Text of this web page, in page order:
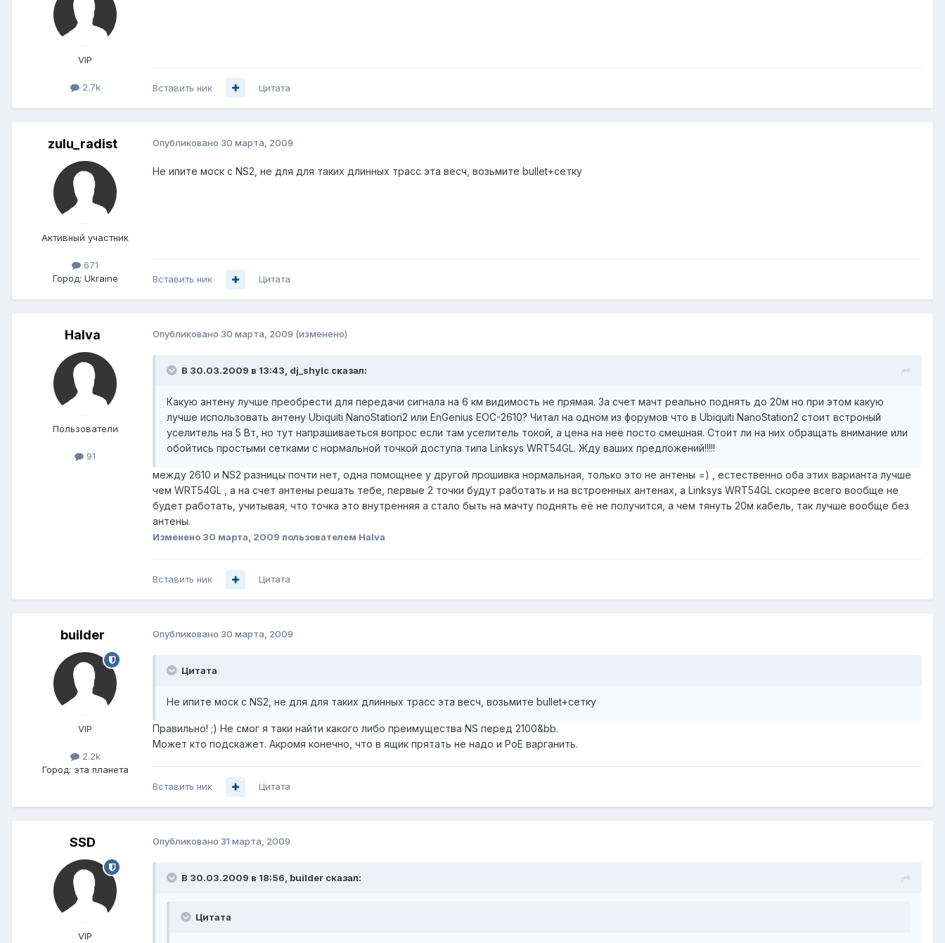
VIP
2.7k Вставить ник Цитата
zulu_radist
Активный участник
671
Город: Ukraine
Опубликовано 30 марта, 2009
Не ипите моск с NS2, не для для таких длинных трасс эта весч, возьмите bullet+сетку
Вставить ник Цитата
Halva
Пользователи
91
Опубликовано 30 марта, 2009 (изменено)
В 30.03.2009 в 13:43, dj_shylc сказал:
Какую антену лучше преобрести для передачи сигнала на 6 км видимость не прямая. За счет мачт реально поднять до 20м но при этом какую
лучше использовать антену Ubiquiti NanoStation2 или EnGenius EOC-2610? Читал на одном из форумов что в Ubiquiti NanoStation2 стоит встроный
уселитель на 5 Вт, но тут напрашиваеться вопрос если там уселитель токой, а цена на неё посто смешная. Стоит ли на них обращать внимание или
обойтись простыми сетками с нормальной точкой доступа типа Linksys WRT54GL. Жду ваших предложений!!!!!
между 2610 и NS2 разницы почти нет, одна помощнее у другой прошивка нормальная, только это не антены =) , естественно оба этих варианта лучше
чем WRT54GL , а на счет антены решать тебе, первые 2 точки будут работать и на встроенных антенах, а Linksys WRT54GL скорее всего вообще не
будет работать, учитывая, что точка это внутренняя а стало быть на мачту поднять её не получится, а чем тянуть 20м кабель, так лучше вообще без
антены.
Изменено 30 марта, 2009 пользователем Halva
Вставить ник Цитата
builder
VIP
2.2k
Город: эта планета
Опубликовано 30 марта, 2009
Цитата
Не ипите моск с NS2, не для для таких длинных трасс эта весч, возьмите bullet+сетку
Правильно! ;) Не смог я таки найти какого либо преимущества NS перед 2100&bb.
Может кто подскажет. Акромя конечно, что в ящик прятать не надо и PoE варганить.
Вставить ник Цитата
SSD
VIP
Опубликовано 31 марта, 2009
В 30.03.2009 в 18:56, builder сказал:
Цитата